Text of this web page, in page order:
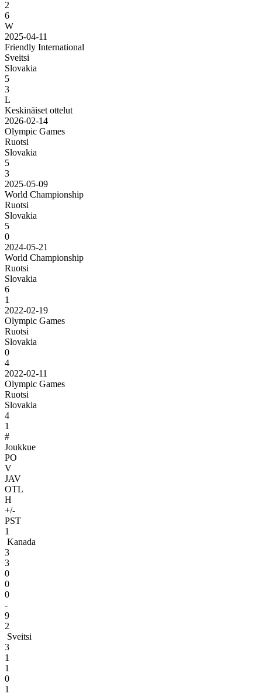
2
6
W
2025-04-11
Friendly International
Sveitsi
Slovakia
5
3
L
Keskinäiset ottelut
2026-02-14
Olympic Games
Ruotsi
Slovakia
5
3
2025-05-09
World Championship
Ruotsi
Slovakia
5
0
2024-05-21
World Championship
Ruotsi
Slovakia
6
1
2022-02-19
Olympic Games
Ruotsi
Slovakia
0
4
2022-02-11
Olympic Games
Ruotsi
Slovakia
4
1
#
Joukkue
PO
V
JAV
OTL
H
+/-
PST
1
Kanada
3
3
0
0
0
-
9
2
Sveitsi
3
1
1
0
1